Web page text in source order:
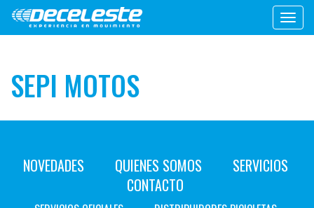
SEPI MOTOS
NOVEDADES QUIENES SOMOS
SERVICIOS
CONTACTO